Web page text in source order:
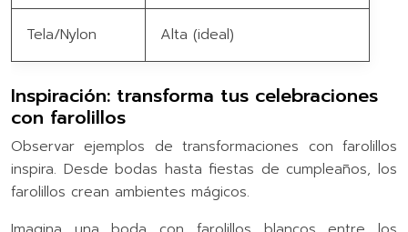
Tela/Nylon Alta (ideal)
Inspiración: transforma tus celebraciones
con farolillos
Observar ejemplos de transformaciones con farolillos
inspira. Desde bodas hasta fiestas de cumpleaños, los
farolillos crean ambientes mágicos.